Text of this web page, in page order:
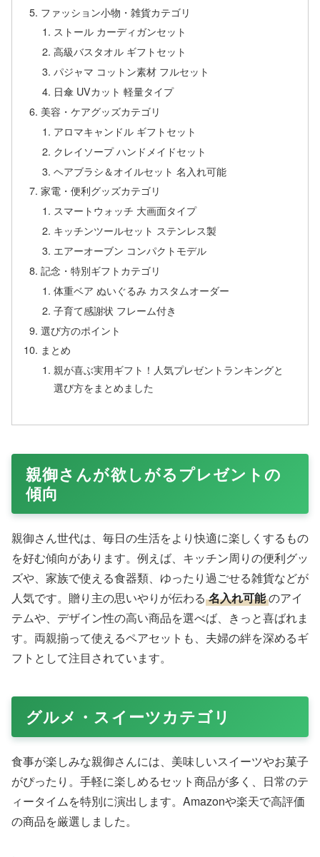
ファッション小物・雑貨カテゴリ
ストール カーディガンセット
高級バスタオル ギフトセット
パジャマ コットン素材 フルセット
日傘 UVカット 軽量タイプ
美容・ケアグッズカテゴリ
アロマキャンドル ギフトセット
クレイソープ ハンドメイドセット
ヘアブラシ＆オイルセット 名入れ可能
家電・便利グッズカテゴリ
スマートウォッチ 大画面タイプ
キッチンツールセット ステンレス製
エアーオーブン コンパクトモデル
記念・特別ギフトカテゴリ
体重ベア ぬいぐるみ カスタムオーダー
子育て感謝状 フレーム付き
選び方のポイント
まとめ
親が喜ぶ実用ギフト！人気プレゼントランキングと
選び方をまとめました
親御さんが欲しがるプレゼントの
傾向
親御さん世代は、毎日の生活をより快適に楽しくするもの
を好む傾向があります。例えば、キッチン周りの便利グッ
ズや、家族で使える食器類、ゆったり過ごせる雑貨などが
人気です。贈り主の思いやりが伝わる 名入れ可能のアイ
テムや、デザイン性の高い商品を選べば、きっと喜ばれま
す。両親揃って使えるペアセットも、夫婦の絆を深めるギ
フトとして注目されています。
グルメ・スイーツカテゴリ
食事が楽しみな親御さんには、美味しいスイーツやお菓子
がぴったり。手軽に楽しめるセット商品が多く、日常のテ
ィータイムを特別に演出します。Amazonや楽天で高評価
の商品を厳選しました。